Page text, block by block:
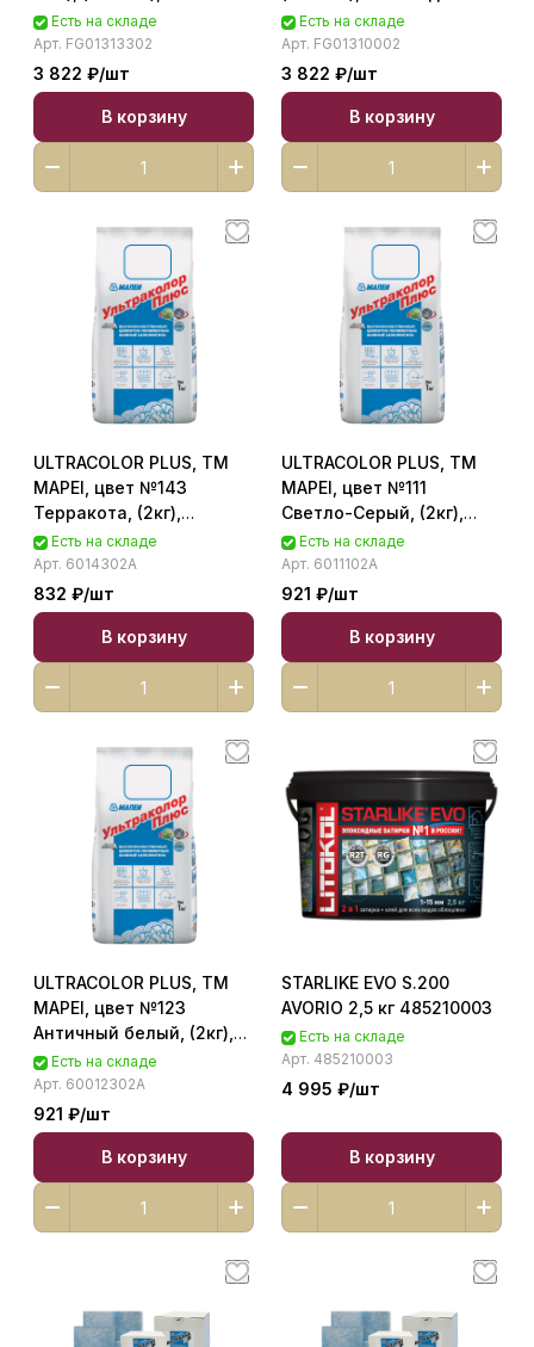
Эпоксидный шовный
заполнитель класса RG
FG01313302
Есть на складе
Арт. FG01313302
3 822 ₽/шт
В корзину
шовный заполнитель
класса RG FG01310002
Есть на складе
Арт. FG01310002
3 822 ₽/шт
В корзину
ULTRACOLOR PLUS, ТМ
MAPEI, цвет №143
Терракота, (2кг),
(Россия), Смесь сухая
затирочная класс
CG2WAF 6014302A
Есть на складе
Арт. 6014302A
832 ₽/шт
В корзину
ULTRACOLOR PLUS, ТМ
MAPEI, цвет №111
Светло-Серый, (2кг),
(Россия), Смесь сухая
затирочная класс CG2
6011102A
Есть на складе
Арт. 6011102A
921 ₽/шт
В корзину
ULTRACOLOR PLUS, ТМ
MAPEI, цвет №123
Античный белый, (2кг),
(Россия), Смесь сухая
затирочная класс C
60012302A
Есть на складе
Арт. 60012302A
921 ₽/шт
В корзину
STARLIKE EVO S.200
AVORIO 2,5 кг 485210003
Есть на складе
Арт. 485210003
4 995 ₽/шт
В корзину